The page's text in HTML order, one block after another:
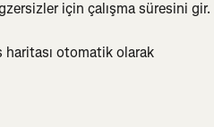
için çalışma süresini gir.
otomatik olarak